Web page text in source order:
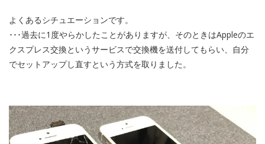
よくあるシチュエーションです。
･･･過去に1度やらかしたことがありますが、そのときはAppleのエ
クスプレス交換というサービスで交換機を送付してもらい、自分
でセットアップし直すという方式を取りました。